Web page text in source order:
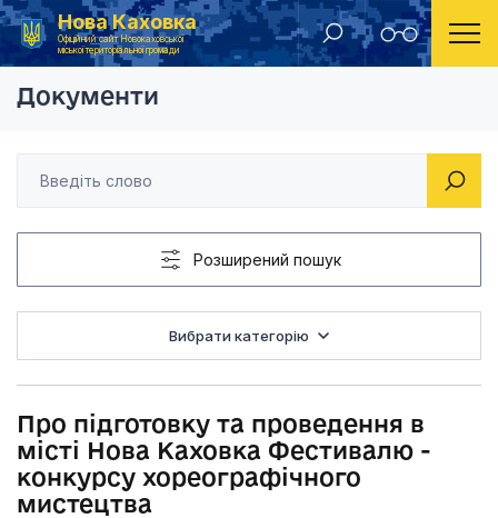
Нова Каховка
Офіційний сайт Новокаховської
міської територіальної громади
Головна Розпорядження Новокаховського міського голови 2019 рік Про підготовку та
Документи
Розширений пошук
Вибрати категорію
Про підготовку та проведення в
місті Нова Каховка Фестивалю -
конкурсу хореографічного
мистецтва